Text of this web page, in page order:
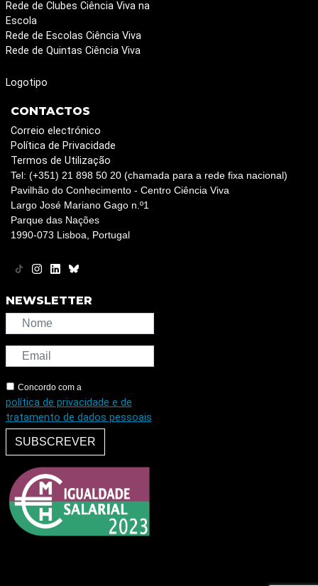
Rede de Clubes Ciência Viva na
Escola
Rede de Escolas Ciência Viva
Rede de Quintas Ciência Viva
Logotipo
CONTACTOS
Correio electrónico
Política de Privacidade
Termos de Utilização
Tel: (+351) 21 898 50 20 (chamada para a rede fixa nacional)
Pavilhão do Conhecimento - Centro Ciência Viva
Largo José Mariano Gago n.º1
Parque das Nações
1990-073 Lisboa, Portugal
NEWSLETTER
Concordo com a
política de privacidade e de
tratamento de dados pessoais
SUBSCREVER